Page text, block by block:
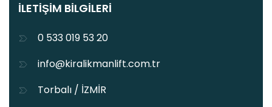
İLETIŞIM BILGILERI
0 533 019 53 20
info@kiralikmanlift.com.tr
Torbalı / İZMİR